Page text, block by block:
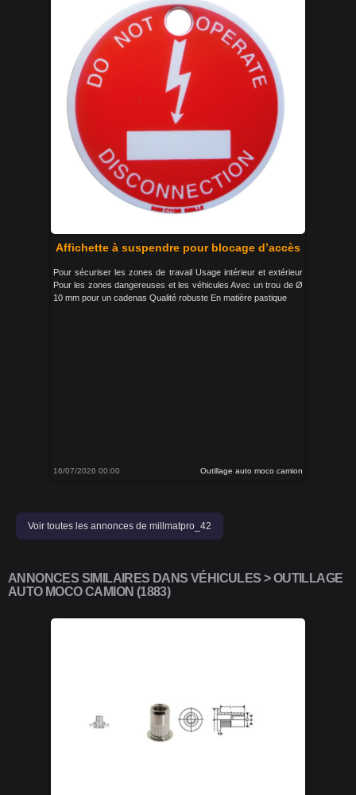
Affichette à suspendre pour blocage d’accès
Pour sécuriser les zones de travail Usage intérieur et extérieur
Pour les zones dangereuses et les véhicules Avec un trou de Ø
10 mm pour un cadenas Qualité robuste En matière pastique
16/07/2026 00:00 Outillage auto moco camion
Voir toutes les annonces de millmatpro_42
ANNONCES SIMILAIRES DANS VÉHICULES > OUTILLAGE
AUTO MOCO CAMION (1883)